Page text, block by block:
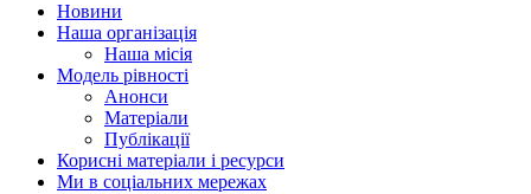
Новини
Наша організація
Наша місія
Модель рівності
Анонси
Матеріали
Публікації
Корисні матеріали і ресурси
Ми в соціальних мережах